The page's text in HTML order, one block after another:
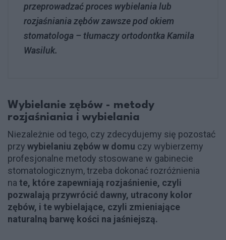
przeprowadzać proces wybielania lub
rozjaśniania zębów zawsze pod okiem
stomatologa – tłumaczy ortodontka Kamila
Wasiluk.
Wybielanie zębów - metody
rozjaśniania i wybielania
Niezależnie od tego, czy zdecydujemy się pozostać
przy wybielaniu zębów w domu czy wybierzemy
profesjonalne metody stosowane w gabinecie
stomatologicznym, trzeba dokonać rozróżnienia
na te, które zapewniają rozjaśnienie, czyli
pozwalają przywrócić dawny, utracony kolor
zębów, i te wybielające, czyli zmieniające
naturalną barwę kości na jaśniejszą.